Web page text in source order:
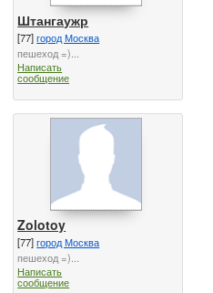
Штангаужр
[77]город Москва
пешеход =)...
Написать
сообщение
Zolotoy
[77]город Москва
пешеход =)...
Написать
сообщение